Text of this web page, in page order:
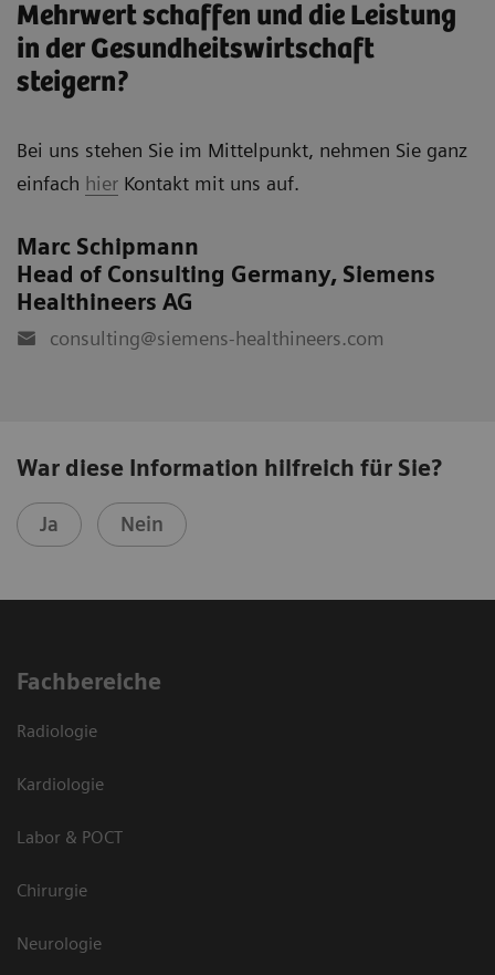
Mehrwert schaffen und die Leistung
in der Gesundheitswirtschaft
steigern?
Bei uns stehen Sie im Mittelpunkt, nehmen Sie ganz
einfach hier Kontakt mit uns auf.
Marc Schipmann
Head of Consulting Germany, Siemens
Healthineers AG
consulting@siemens-healthineers.com
War diese Information hilfreich für Sie?
Ja Nein
Fachbereiche
Radiologie
Kardiologie
Labor & POCT
Chirurgie
Neurologie